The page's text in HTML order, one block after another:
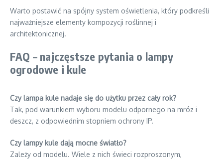
Warto postawić na spójny system oświetlenia, który podkreśli
najważniejsze elementy kompozycji roślinnej i
architektonicznej.
FAQ – najczęstsze pytania o lampy
ogrodowe i kule
Czy lampa kule nadaje się do użytku przez cały rok?
Tak, pod warunkiem wyboru modelu odpornego na mróz i
deszcz, z odpowiednim stopniem ochrony IP.
Czy lampy kule dają mocne światło?
Zależy od modelu. Wiele z nich świeci rozproszonym,